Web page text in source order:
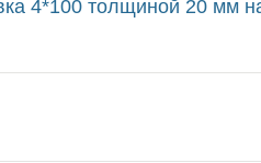
4*100 толщиной 20 мм